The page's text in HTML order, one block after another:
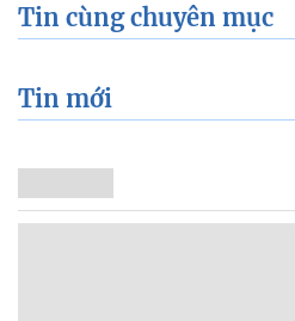
Tin cùng chuyên mục
Tin mới